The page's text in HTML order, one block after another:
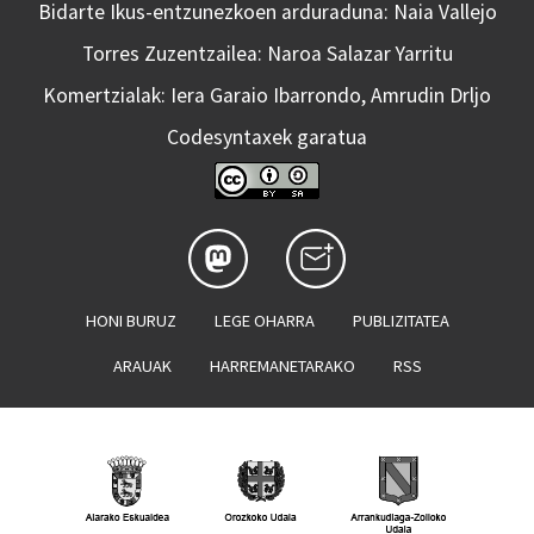
Bidarte Ikus-entzunezkoen arduraduna: Naia Vallejo
Torres Zuzentzailea: Naroa Salazar Yarritu
Komertzialak: Iera Garaio Ibarrondo, Amrudin Drljo
Codesyntaxek garatua
HONI BURUZ LEGE OHARRA PUBLIZITATEA
ARAUAK HARREMANETARAKO RSS